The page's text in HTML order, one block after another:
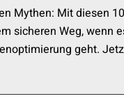
Mythen: Mit diesen
sicheren Weg, wenn
geht.